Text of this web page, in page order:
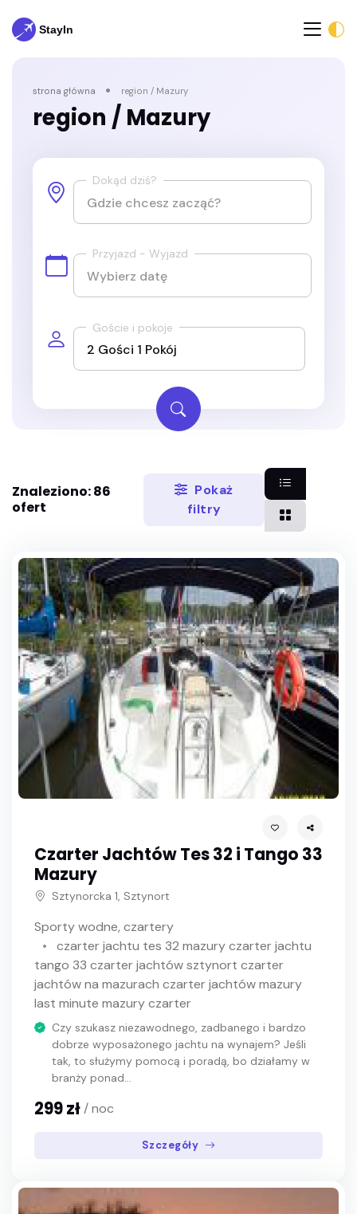
strona główna region / Mazury
region / Mazury
Dokąd dziś?
Przyjazd - Wyjazd
Goście i pokoje
Znaleziono: 86
ofert
Pokaż
filtry
Czarter Jachtów Tes 32 i Tango 33
Mazury
Sztynorcka 1, Sztynort
Sporty wodne, czartery
czarter jachtu tes 32 mazury czarter jachtu
tango 33 czarter jachtów sztynort czarter
jachtów na mazurach czarter jachtów mazury
last minute mazury czarter
Czy szukasz niezawodnego, zadbanego i bardzo
dobrze wyposażonego jachtu na wynajem? Jeśli
tak, to służymy pomocą i poradą, bo działamy w
branży ponad...
299 zł/ noc
Szczegóły